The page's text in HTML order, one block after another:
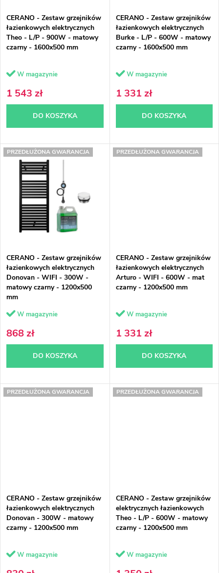
n
i
e
p
r
o
d
u
k
r
o
d
u
k
t
ó
w
CERANO - Zestaw grzejników
łazienkowych elektrycznych
Theo - L/P - 900W - matowy
czarny - 1600x500 mm
W magazynie
1 543 zł
DO KOSZYKA
CERANO - Zestaw grzejników
łazienkowych elektrycznych
Burke - L/P - 600W - matowy
czarny - 1600x500 mm
W magazynie
1 331 zł
DO KOSZYKA
PRZEDŁUŻONA GWARANCJA
CERANO - Zestaw grzejników
łazienkowych elektrycznych
Donovan - WIFI - 300W -
matowy czarny - 1200x500
mm
W magazynie
868 zł
DO KOSZYKA
PRZEDŁUŻONA GWARANCJA
CERANO - Zestaw grzejników
łazienkowych elektrycznych
Arturo - WIFI - 600W - mat
czarny - 1200x500 mm
W magazynie
1 331 zł
DO KOSZYKA
PRZEDŁUŻONA GWARANCJA
CERANO - Zestaw grzejników
łazienkowych elektrycznych
Donovan - 300W - matowy
czarny - 1200x500 mm
W magazynie
PRZEDŁUŻONA GWARANCJA
CERANO - Zestaw grzejników
elektrycznych łazienkowych
Theo - L/P - 600W - matowy
czarny - 1200x500 mm
W magazynie